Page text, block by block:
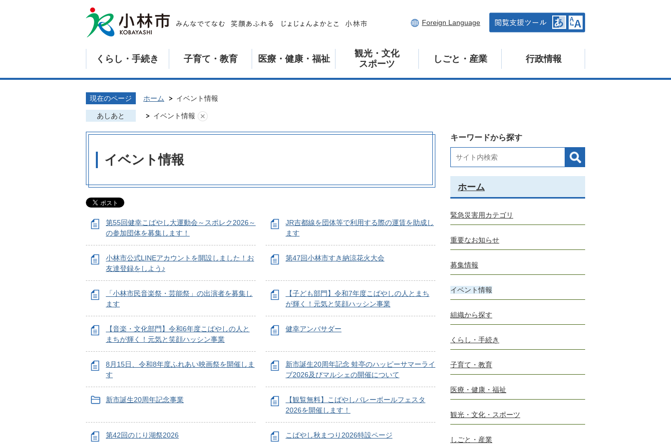
Foreign Language
くらし・手続き 子育て・教育 医療・健康・福祉
観光・文化
スポーツ
しごと・産業 行政情報
現在のページ ホーム イベント情報
あしあと イベント情報
イベント情報
第55回健幸こばやし大運動会～スポレク2026～
の参加団体を募集します！
JR吉都線を団体等で利用する際の運賃を助成し
ます
小林市公式LINEアカウントを開設しました！お
友達登録をしよう♪
第47回小林市すき納涼花火大会
「小林市民音楽祭・芸能祭」の出演者を募集し
ます
【子ども部門】令和7年度こばやしの人とまち
が輝く！元気と笑顔ハッシン事業
【音楽・文化部門】令和6年度こばやしの人と
まちが輝く！元気と笑顔ハッシン事業
健幸アンバサダー
8月15日、令和8年度ふれあい映画祭を開催しま
す
新市誕生20周年記念 蛙亭のハッピーサマーライ
ブ2026及びマルシェの開催について
新市誕生20周年記念事業
【観覧無料】こばやしバレーボールフェスタ
2026を開催します！
第42回のじり湖祭2026 こばやし秋まつり2026特設ページ
キーワードから探す
ホーム
緊急災害用カテゴリ
重要なお知らせ
募集情報
イベント情報
組織から探す
くらし・手続き
子育て・教育
医療・健康・福祉
観光・文化・スポーツ
しごと・産業